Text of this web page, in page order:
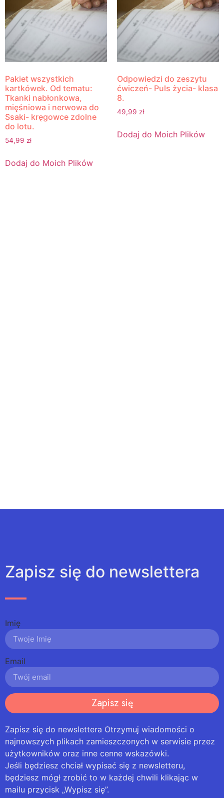
Pakiet wszystkich
kartkówek. Od tematu:
Tkanki nabłonkowa,
mięśniowa i nerwowa do
Ssaki- kręgowce zdolne
do lotu.
54,99 zł
Dodaj do Moich Plików
Odpowiedzi do zeszytu
ćwiczeń- Puls życia- klasa
8.
49,99 zł
Dodaj do Moich Plików
Zapisz się do newslettera
Imię
Email
Zapisz się
Zapisz się do newslettera Otrzymuj wiadomości o
najnowszych plikach zamieszczonych w serwisie przez
użytkowników oraz inne cenne wskazówki.
Jeśli będziesz chciał wypisać się z newsletteru,
będziesz mógł zrobić to w każdej chwili klikając w
mailu przycisk „Wypisz się”.